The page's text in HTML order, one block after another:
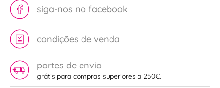
siga-nos no facebook
condições de venda
portes de envio
grátis para compras superiores a 250€.